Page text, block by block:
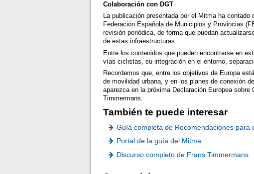
Colaboración con DGT
La publicación presentada por el Mitma ha
Federación Española de Municipios y Provincias
revisión periódica, de forma que puedan
de estas infraestructuras.
Entre los contenidos que pueden encontrarse en
vías ciclistas, su integración en el entorno,
Recordemos que, entre los objetivos de Europa
de movilidad urbana, y en los planes de conexión
aparezca en la próxima Declaración Europea
Timmermans.
También te puede interesar
Guía completa de Recomendaciones para
Portal de la guía del Mitma
Discurso completo de Frans Timmermans